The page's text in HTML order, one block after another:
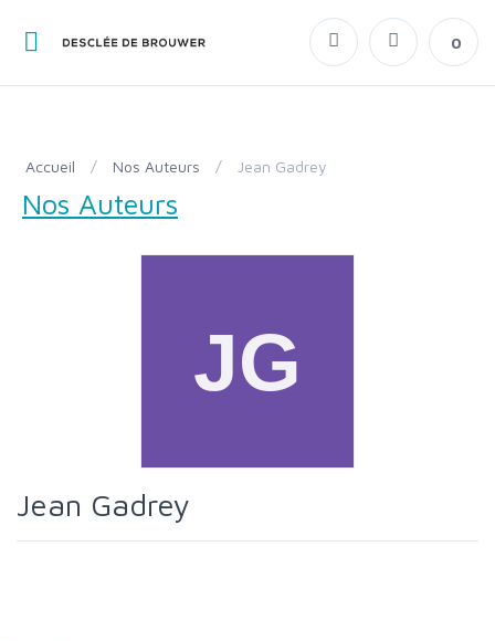
0
Accueil / Nos Auteurs / Jean Gadrey
Nos Auteurs
Jean Gadrey